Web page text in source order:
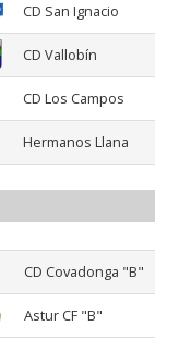
CD San Ignacio
CD Vallobín
CD Los Campos
Hermanos Llana
CD Covadonga "B"
Astur CF "B"